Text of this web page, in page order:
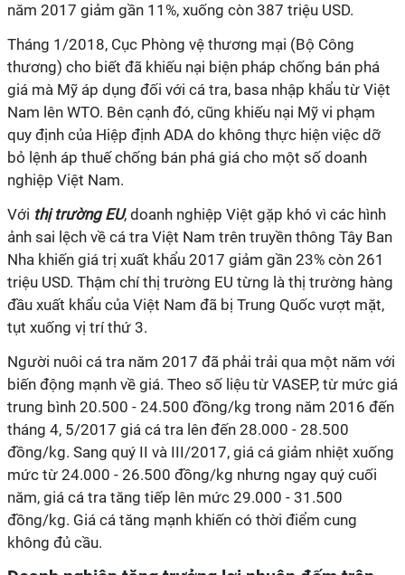
năm 2017 giảm gần 11%, xuống còn 387 triệu USD.
Tháng 1/2018, Cục Phòng vệ thương mại (Bộ Công
thương) cho biết đã khiếu nại biện pháp chống bán phá
giá mà Mỹ áp dụng đối với cá tra, basa nhập khẩu từ Việt
Nam lên WTO. Bên cạnh đó, cũng khiếu nại Mỹ vi phạm
quy định của Hiệp định ADA do không thực hiện việc dỡ
bỏ lệnh áp thuế chống bán phá giá cho một số doanh
nghiệp Việt Nam.
Với thị trường EU, doanh nghiệp Việt gặp khó vì các hình
ảnh sai lệch về cá tra Việt Nam trên truyền thông Tây Ban
Nha khiến giá trị xuất khẩu 2017 giảm gần 23% còn 261
triệu USD. Thậm chí thị trường EU từng là thị trường hàng
đầu xuất khẩu của Việt Nam đã bị Trung Quốc vượt mặt,
tụt xuống vị trí thứ 3.
Người nuôi cá tra năm 2017 đã phải trải qua một năm với
biến động mạnh về giá. Theo số liệu từ VASEP, từ mức giá
trung bình 20.500 - 24.500 đồng/kg trong năm 2016 đến
tháng 4, 5/2017 giá cá tra lên đến 28.000 - 28.500
đồng/kg. Sang quý II và III/2017, giá cá giảm nhiệt xuống
mức từ 24.000 - 26.500 đồng/kg nhưng ngay quý cuối
năm, giá cá tra tăng tiếp lên mức 29.000 - 31.500
đồng/kg. Giá cá tăng mạnh khiến có thời điểm cung
không đủ cầu.